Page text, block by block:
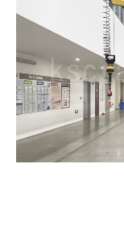
项目介绍
博客
新闻中心
应用
关于我们
联系我们